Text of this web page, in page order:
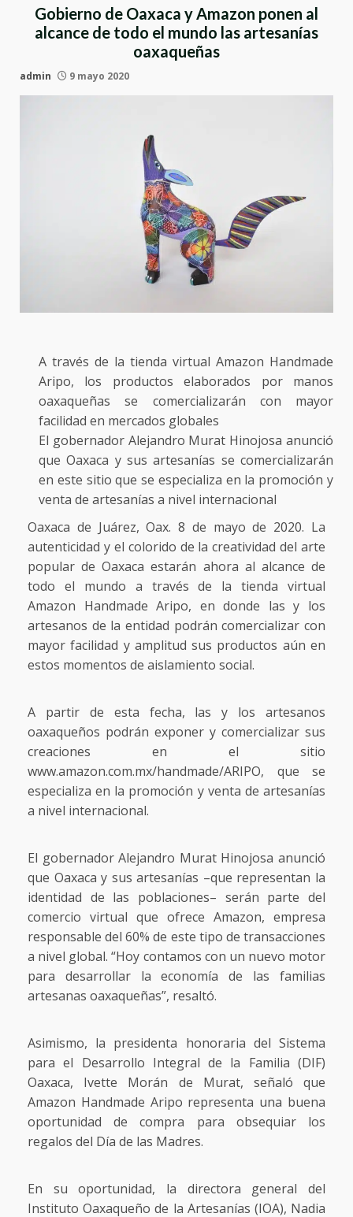
Gobierno de Oaxaca y Amazon ponen al
alcance de todo el mundo las artesanías
oaxaqueñas
admin 9 mayo 2020
A través de la tienda virtual Amazon Handmade
Aripo, los productos elaborados por manos
oaxaqueñas se comercializarán con mayor
facilidad en mercados globales
El gobernador Alejandro Murat Hinojosa anunció
que Oaxaca y sus artesanías se comercializarán
en este sitio que se especializa en la promoción y
venta de artesanías a nivel internacional
Oaxaca de Juárez, Oax. 8 de mayo de 2020. La
autenticidad y el colorido de la creatividad del arte
popular de Oaxaca estarán ahora al alcance de
todo el mundo a través de la tienda virtual
Amazon Handmade Aripo, en donde las y los
artesanos de la entidad podrán comercializar con
mayor facilidad y amplitud sus productos aún en
estos momentos de aislamiento social.
A partir de esta fecha, las y los artesanos
oaxaqueños podrán exponer y comercializar sus
creaciones en el sitio
www.amazon.com.mx/handmade/ARIPO, que se
especializa en la promoción y venta de artesanías
a nivel internacional.
El gobernador Alejandro Murat Hinojosa anunció
que Oaxaca y sus artesanías –que representan la
identidad de las poblaciones– serán parte del
comercio virtual que ofrece Amazon, empresa
responsable del 60% de este tipo de transacciones
a nivel global. “Hoy contamos con un nuevo motor
para desarrollar la economía de las familias
artesanas oaxaqueñas”, resaltó.
Asimismo, la presidenta honoraria del Sistema
para el Desarrollo Integral de la Familia (DIF)
Oaxaca, Ivette Morán de Murat, señaló que
Amazon Handmade Aripo representa una buena
oportunidad de compra para obsequiar los
regalos del Día de las Madres.
En su oportunidad, la directora general del
Instituto Oaxaqueño de la Artesanías (IOA), Nadia